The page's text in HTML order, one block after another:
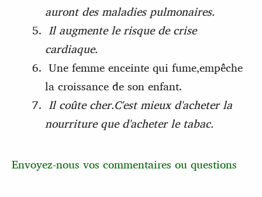
auront des maladies pulmonaires.
Il augmente le risque de crise
cardiaque.
Une femme enceinte qui fume,empêche
la croissance de son enfant.
Il coûte cher.C'est mieux d'acheter la
nourriture que d'acheter le tabac.
Envoyez-nous vos commentaires ou questions